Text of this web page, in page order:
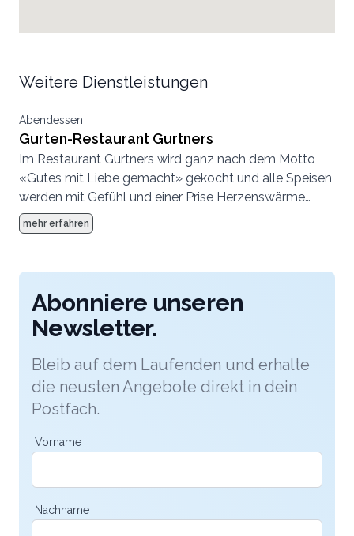
Weitere Dienstleistungen
Abendessen
Gurten-Restaurant Gurtners
Im Restaurant Gurtners wird ganz nach dem Motto
«Gutes mit Liebe gemacht» gekocht und alle Speisen
werden mit Gefühl und einer Prise Herzenswärme
gezaubert – passend zu Ihrer Hochzeit, dem Fest der
Liebe.
mehr erfahren
Abonniere unseren
Newsletter.
Bleib auf dem Laufenden und erhalte
die neusten Angebote direkt in dein
Postfach.
Vorname
Nachname